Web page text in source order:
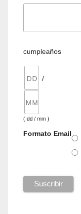
cumpleaños
/
( dd / mm )
Formato Email